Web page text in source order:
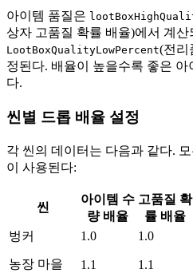
아이템 품질은
상자 고품질 확률 배율)에서 계산
LootBoxQualityLowPercent(전리
정된다. 배율이 높을수록 좋은
다.
씬별 드롭 배율 설정
각 씬의 데이터는 다음과 같다.
이 사용된다:
씬
아이템 수
량 배율
고품질 확
률 배율
벙커 1.0 1.0
농장 마을 1.1 1.1